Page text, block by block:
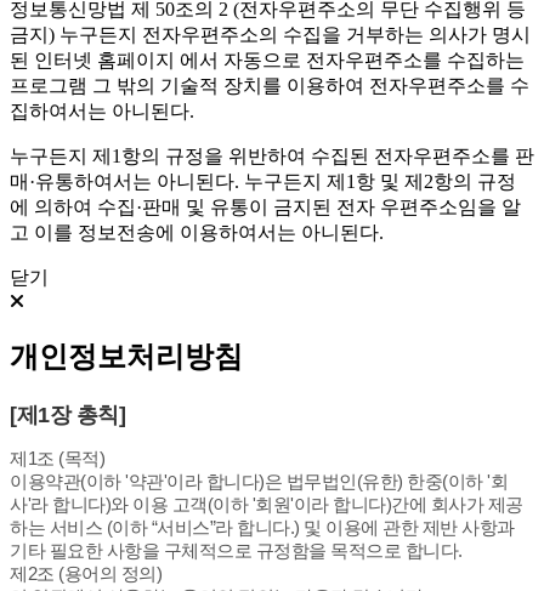
정보통신망법 제 50조의 2 (전자우편주소의 무단 수집행위 등
금지) 누구든지 전자우편주소의 수집을 거부하는 의사가 명시
된 인터넷 홈페이지 에서 자동으로 전자우편주소를 수집하는
프로그램 그 밖의 기술적 장치를 이용하여 전자우편주소를 수
집하여서는 아니된다.
누구든지 제1항의 규정을 위반하여 수집된 전자우편주소를 판
매·유통하여서는 아니된다. 누구든지 제1항 및 제2항의 규정
에 의하여 수집·판매 및 유통이 금지된 전자 우편주소임을 알
고 이를 정보전송에 이용하여서는 아니된다.
닫기
개인정보처리방침
[제1장 총칙]
제1조 (목적)
이용약관(이하 '약관'이라 합니다)은 법무법인(유한) 한중(이하 '회
사'라 합니다)와 이용 고객(이하 '회원'이라 합니다)간에 회사가 제공
하는 서비스 (이하 “서비스”라 합니다.) 및 이용에 관한 제반 사항과
기타 필요한 사항을 구체적으로 규정함을 목적으로 합니다.
제2조 (용어의 정의)